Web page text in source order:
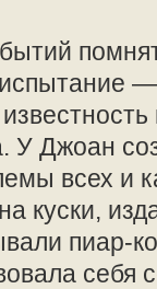
У Джоан
всех и
куски,
пиар-
себя